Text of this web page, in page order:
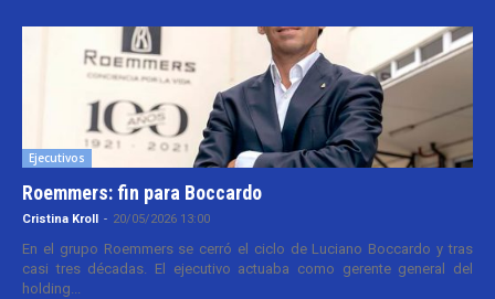
Ejecutivos
Roemmers: fin para Boccardo
Cristina Kroll - 20/05/2026 13:00
En el grupo Roemmers se cerró el ciclo de Luciano Boccardo y tras
casi tres décadas. El ejecutivo actuaba como gerente general del
holding...